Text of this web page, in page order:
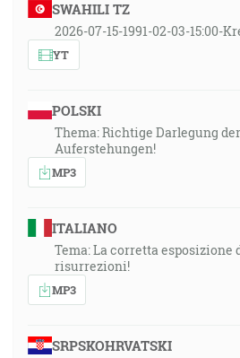
SWAHILI TZ
2026-07-15-1991-02-03-15:00-
YT
POLSKI
Thema: Richtige Darlegung
Auferstehungen!
MP3
ITALIANO
Tema: La corretta esposizione
risurrezioni!
MP3
SRPSKOHRVATSKI